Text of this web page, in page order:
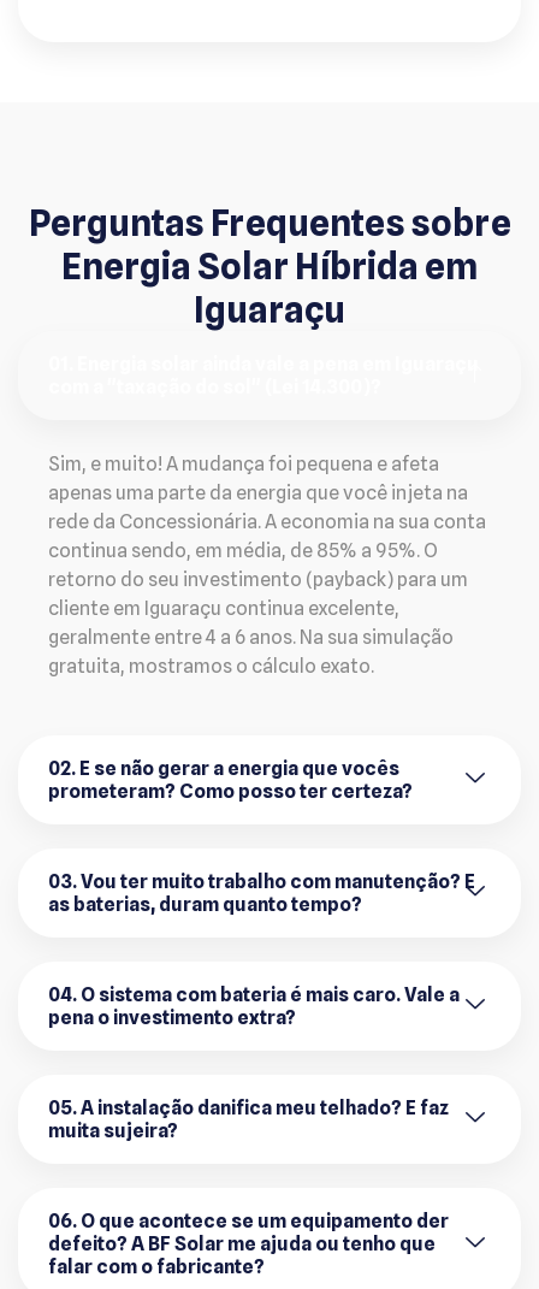
Perguntas Frequentes sobre
Energia Solar Híbrida em
Iguaraçu
Sim, e muito! A mudança foi pequena e afeta
apenas uma parte da energia que você injeta na
rede da Concessionária. A economia na sua conta
continua sendo, em média, de 85% a 95%. O
retorno do seu investimento (payback) para um
cliente em Iguaraçu continua excelente,
geralmente entre 4 a 6 anos. Na sua simulação
gratuita, mostramos o cálculo exato.
02. E se não gerar a energia que vocês
prometeram? Como posso ter certeza?
03. Vou ter muito trabalho com manutenção? E
as baterias, duram quanto tempo?
04. O sistema com bateria é mais caro. Vale a
pena o investimento extra?
05. A instalação danifica meu telhado? E faz
muita sujeira?
06. O que acontece se um equipamento der
defeito? A BF Solar me ajuda ou tenho que
falar com o fabricante?